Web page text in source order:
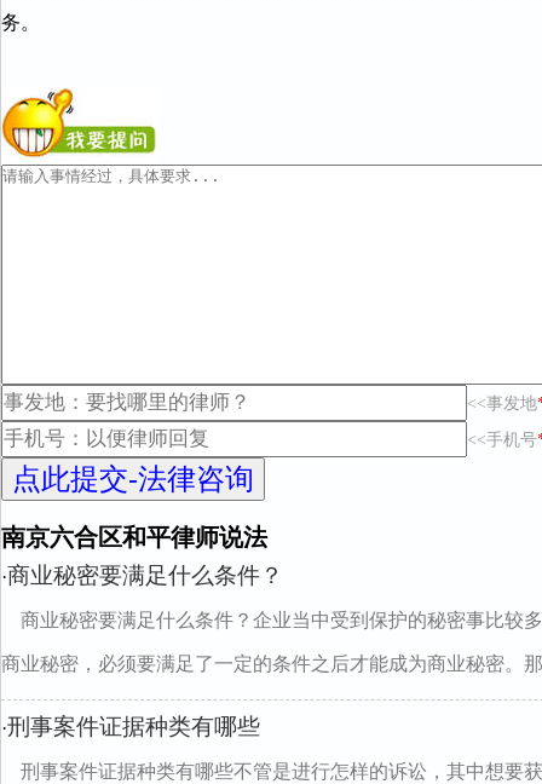
务。
<<事发地
<<手机号
南京六合区和平律师说法
·商业秘密要满足什么条件？
商业秘密要满足什么条件？企业当中受到保护的秘密事比较
商业秘密，必须要满足了一定的条件之后才能成为商业秘密。
·刑事案件证据种类有哪些
刑事案件证据种类有哪些不管是进行怎样的诉讼，其中想要